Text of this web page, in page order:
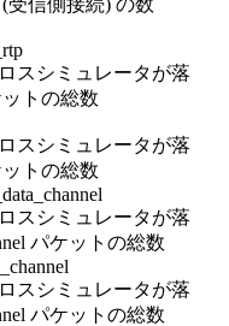
スシミュレータが落
トの総数
スシミュレータが落
トの総数
スシミュレータが落
パケットの総数
スシミュレータが落
パケットの総数